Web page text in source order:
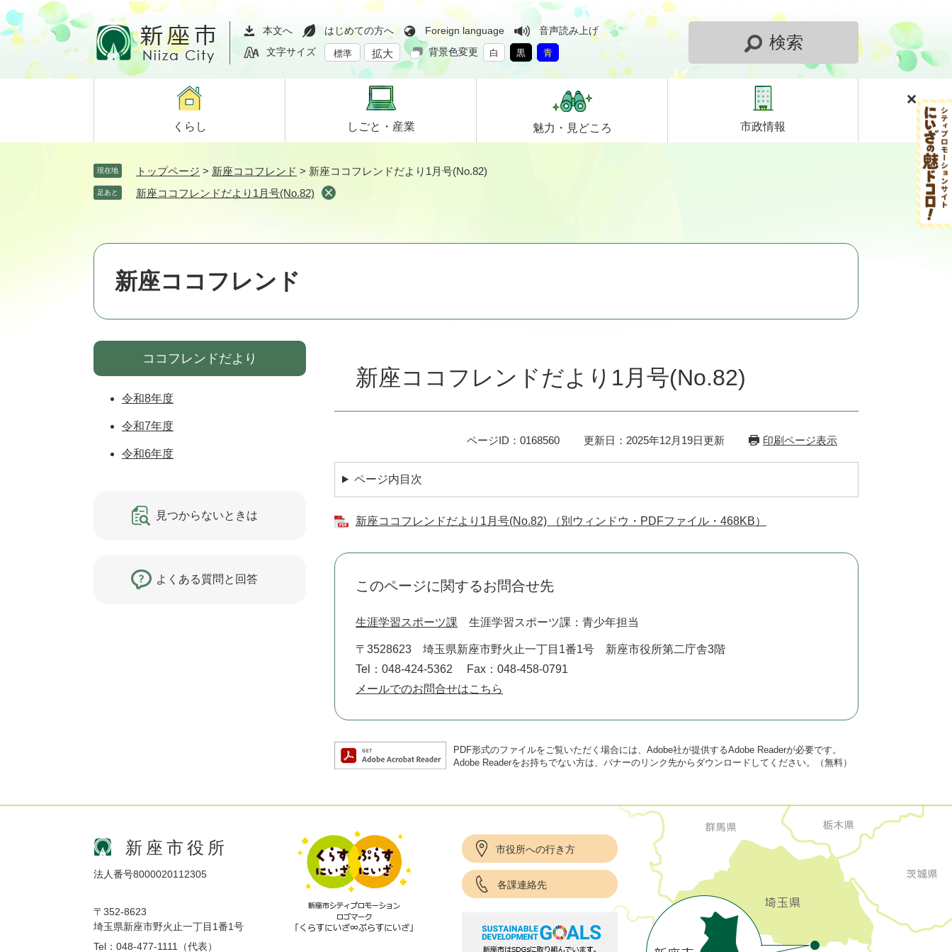
ペ
ー
ジ
メ
ニ
ュ
て
本文へ はじめての方へ Foreign language
音声読み上げ
文字サイズ
標準 拡大 背景色変更 白 黒 青
検索
くらし しごと・ 産業 魅力・ 見どころ 市政情報
現在地 トップページ > 新座ココフレンド > 新座ココフレンドだより1月号(No.82)
足あと 新座ココフレンドだより1月号(No.82)
新座ココフレンド
新座ココフレンドだより1月号(No.82)
ページID：0168560 更新日：2025年12月19日更新 印刷ページ表示
ページ内目次
新座ココフレンドだより1月号(No.82) （別ウィンドウ・PDFファイル・468KB）
このページに関するお問合せ先
生涯学習スポーツ課 生涯学習スポーツ課：青少年担当
〒3528623
埼玉県新座市野火止一丁目1番1号 新座市役所第二庁舎3階
Tel：048-424-5362
Fax：048-458-0791
メールでのお問合せはこちら
PDF形式のファイルをご覧いただく場合には、Adobe社が提供するAdobe Readerが必要です。
Adobe Readerをお持ちでない方は、バナーのリンク先からダウンロードしてください。（無料）
ココフレンドだより
令和8年度
令和7年度
令和6年度
見つからないときは
よくある質問と回答
新座市役所
法人番号8000020112305
〒352-8623
埼玉県新座市野火止一丁目1番1号
Tel：048-477-1111（代表）
市役所への行き方
各課連絡先